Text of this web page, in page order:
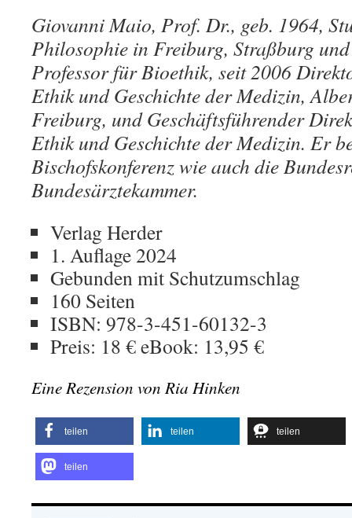
Giovanni Maio, Prof. Dr., geb. 1964,
Philosophie in Freiburg, Straßburg
Professor für Bioethik, seit 2006
Ethik und Geschichte der Medizin,
Freiburg, und Geschäftsführender
Ethik und Geschichte der Medizin. Er
Bischofskonferenz wie auch die
Bundesärztekammer.
Verlag Herder
1. Auflage 2024
Gebunden mit Schutzumschlag
160 Seiten
ISBN: 978-3-451-60132-3
Preis: 18 € eBook: 13,95 €
Eine Rezension von Ria Hinken
teilen teilen teilen
teilen